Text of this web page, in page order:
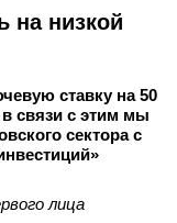
на низкой
ставку на 50
связи с этим мы
сектора с
лица